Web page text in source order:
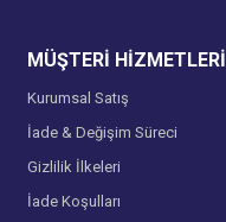
MÜŞTERİ HİZMETLERİ
Kurumsal Satış
İade & Değişim Süreci
Gizlilik İlkeleri
İade Koşulları